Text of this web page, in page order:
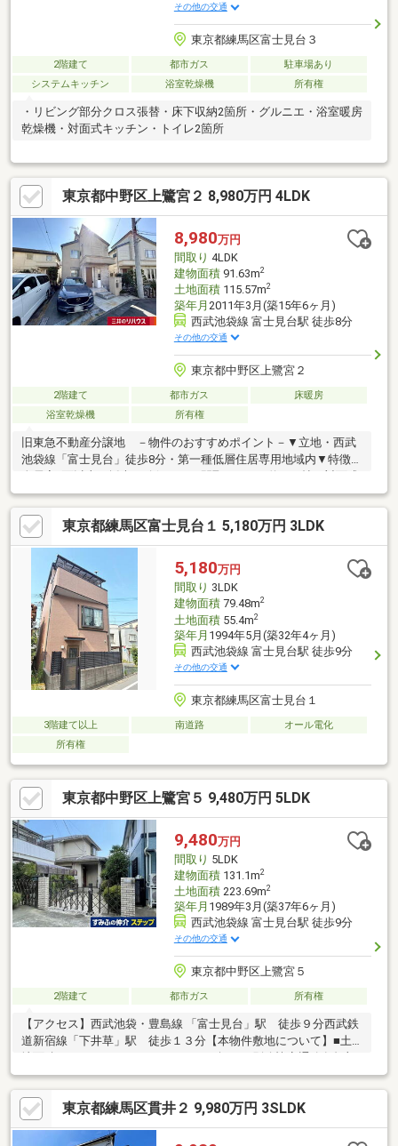
その他の交通
東京都練馬区富士見台３
2階建て 都市ガス
駐車場あり
システムキッチン
浴室乾燥機 所有権
・リビング部分クロス張替・床下収納2箇所・グルニエ・浴室暖房
乾燥機・対面式キッチン・トイレ2箇所
東京都中野区上鷺宮２ 8,980万円 4LDK
8,980万円
間取り 4LDK
建物面積91.63m2
土地面積115.57m2
築年月 2011年3月(築15年6ヶ月)
西武池袋線 富士見台駅 徒歩8分
その他の交通
東京都中野区上鷺宮２
2階建て 都市ガス
床暖房
浴室乾燥機
所有権
旧東急不動産分譲地 －物件のおすすめポイント－▼立地・西武
池袋線「富士見台」徒歩8分・第一種低層住居専用地域内▼特徴・
全居室2面以上の採光が確保された間取り・LDK約16.6帖、対面式
キッチン採用・1階和室は多用途に活用可能・主寝室含む2室に南
西向きバルコニー隣接・各階にトイレ設置で、就寝前も気軽に利
用可能・テラス・お庭付き▼周辺環境・まいばすけっと富士見台
千川通店 徒歩7分(約500m)・中野区立上鷺宮小学校 徒歩5分(約
350m)■ ご希望の住まい探しをお手伝いします ━━━━━・・・
物件の詳細・ご相談はお気軽にお問い合わせください。
東京都練馬区富士見台１ 5,180万円 3LDK
5,180万円
間取り 3LDK
建物面積79.48m2
土地面積55.4m2
築年月 1994年5月(築32年4ヶ月)
西武池袋線 富士見台駅 徒歩9分
その他の交通
東京都練馬区富士見台１
3階建て以上 南道路
オール電化
所有権
東京都中野区上鷺宮５ 9,480万円 5LDK
9,480万円
間取り 5LDK
建物面積131.1m2
土地面積223.69m2
築年月 1989年3月(築37年6ヶ月)
西武池袋線 富士見台駅 徒歩9分
その他の交通
東京都中野区上鷺宮５
2階建て 都市ガス 所有権
【アクセス】西武池袋・豊島線 「富士見台」駅 徒歩９分西武鉄
道新宿線「下井草」駅 徒歩１３分【本物件敷地について】■土
分：４．７㎡（１．４２坪）■再建築不可 ただし、建築基準法
43条2項2号の許可を得ることができれば再建築は可能です。■用
途地域 第一種低層住居専用地域 建ぺい率：４０％ 容積率：
８０％■通風・陽当たり良好■周辺環境良好
東京都練馬区貫井２ 9,980万円 3SLDK